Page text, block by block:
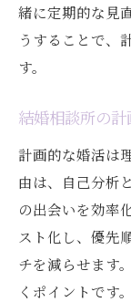
緒に定期的な見
うすることで、
す。
結婚相談所の
計画的な婚活は
由は、自己分析
の出会いを効率
スト化し、優先
チを減らせます
くポイントです。